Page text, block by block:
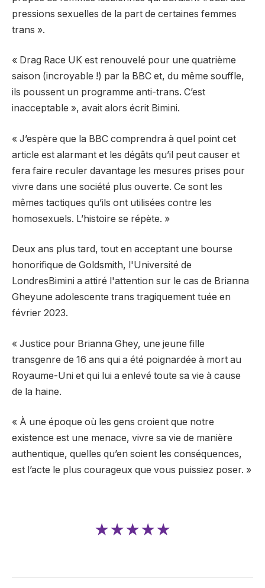
pressions sexuelles de la part de certaines femmes
trans ».
« Drag Race UK est renouvelé pour une quatrième
saison (incroyable !) par la BBC et, du même souffle,
ils poussent un programme anti-trans. C’est
inacceptable », avait alors écrit Bimini.
« J’espère que la BBC comprendra à quel point cet
article est alarmant et les dégâts qu’il peut causer et
fera faire reculer davantage les mesures prises pour
vivre dans une société plus ouverte. Ce sont les
mêmes tactiques qu’ils ont utilisées contre les
homosexuels. L’histoire se répète. »
Deux ans plus tard, tout en acceptant une bourse
honorifique de Goldsmith, l'Université de
LondresBimini a attiré l'attention sur le cas de Brianna
Gheyune adolescente trans tragiquement tuée en
février 2023.
« Justice pour Brianna Ghey, une jeune fille
transgenre de 16 ans qui a été poignardée à mort au
Royaume-Uni et qui lui a enlevé toute sa vie à cause
de la haine.
« À une époque où les gens croient que notre
existence est une menace, vivre sa vie de manière
authentique, quelles qu’en soient les conséquences,
est l’acte le plus courageux que vous puissiez poser. »
★★★★★